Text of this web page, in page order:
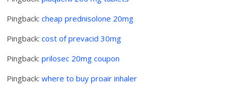
Pingback:cheap prednisolone 20mg
Pingback:cost of prevacid 30mg
Pingback:prilosec 20mg coupon
Pingback:where to buy proair inhaler